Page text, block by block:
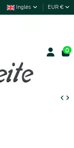
Inglés EUR €
0